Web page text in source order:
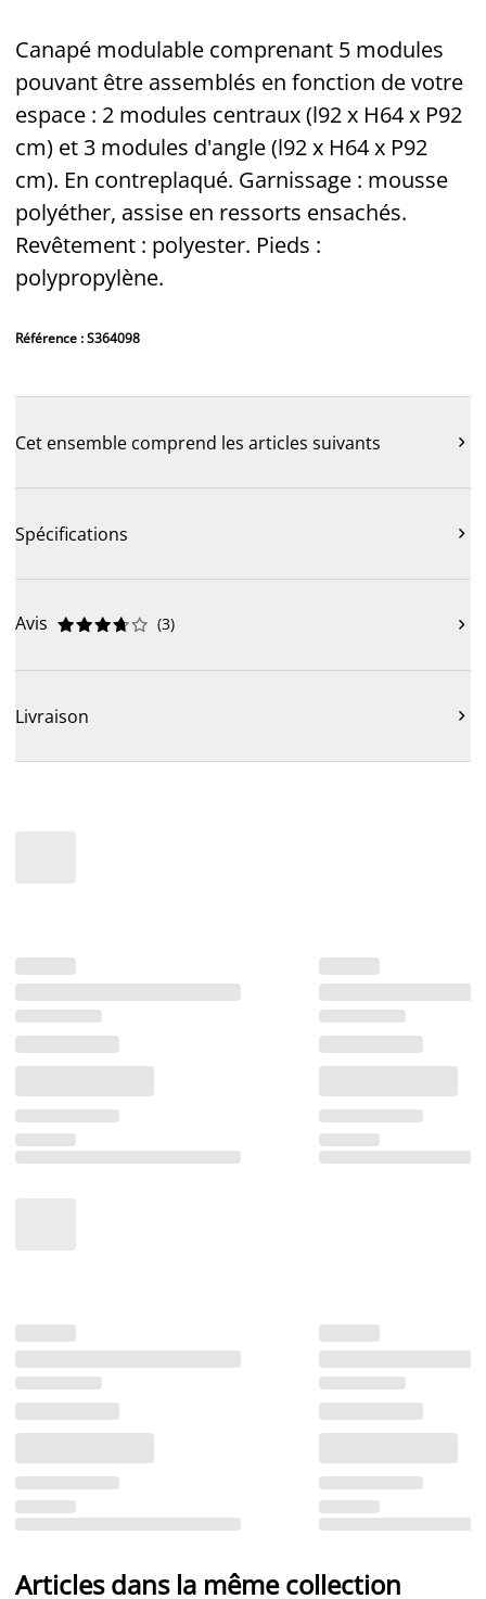
Canapé modulable comprenant 5 modules
pouvant être assemblés en fonction de votre
espace : 2 modules centraux (l92 x H64 x P92
cm) et 3 modules d'angle (l92 x H64 x P92
cm). En contreplaqué. Garnissage : mousse
polyéther, assise en ressorts ensachés.
Revêtement : polyester. Pieds :
polypropylène.
Référence : S364098
Cet ensemble comprend les articles suivants 
Spécifications 
Avis 




 (3) 
Livraison 
Articles dans la même collection